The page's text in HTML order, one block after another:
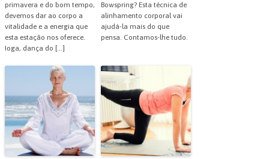
primavera e do bom tempo,
devemos dar ao corpo a
vitalidade e a energia que
esta estação nos oferece.
Ioga, dança do […]
Bowspring? Esta técnica de
alinhamento corporal vai
ajudá-la mais do que
pensa. Contamos-lhe tudo.